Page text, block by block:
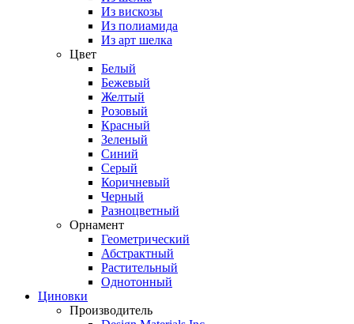
Из вискозы
Из полиамида
Из арт шелка
Цвет
Белый
Бежевый
Желтый
Розовый
Красный
Зеленый
Синий
Серый
Коричневый
Черный
Разноцветный
Орнамент
Геометрический
Абстрактный
Растительный
Однотонный
Циновки
Производитель